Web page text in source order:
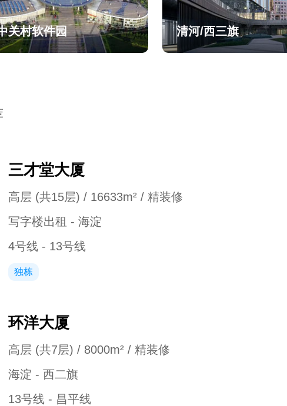
关村软件园 清河/西三旗
三才堂大厦
高层 (共15层) / 16633m² / 精装修
写字楼出租 - 海淀
4号线 - 13号线
独栋
环洋大厦
高层 (共7层) / 8000m² / 精装修
海淀 - 西二旗
13号线 - 昌平线